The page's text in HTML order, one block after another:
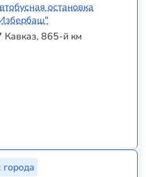
остановка
Кавказ, 865-й км